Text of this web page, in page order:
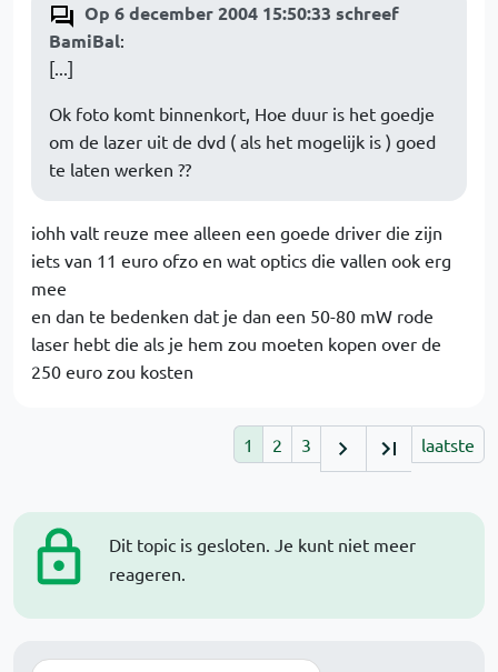
Dit topic is gesloten. Je kunt niet meer
reageren.
Op 6 december 2004 15:50:33 schreef
BamiBal:
[...]
Ok foto komt binnenkort, Hoe duur is het goedje
om de lazer uit de dvd ( als het mogelijk is ) goed
te laten werken ??
iohh valt reuze mee alleen een goede driver die zijn
iets van 11 euro ofzo en wat optics die vallen ook erg
mee
en dan te bedenken dat je dan een 50-80 mW rode
laser hebt die als je hem zou moeten kopen over de
250 euro zou kosten
1 2 3 laatste